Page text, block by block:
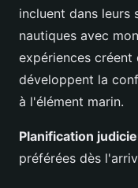
incluent dans leurs
nautiques avec
expériences créent
développent la
à l'élément marin.
Planification
préférées dès